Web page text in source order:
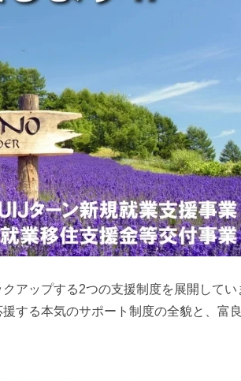
アップする2つの支援制度を展開してい
する本気のサポート制度の全貌と、富